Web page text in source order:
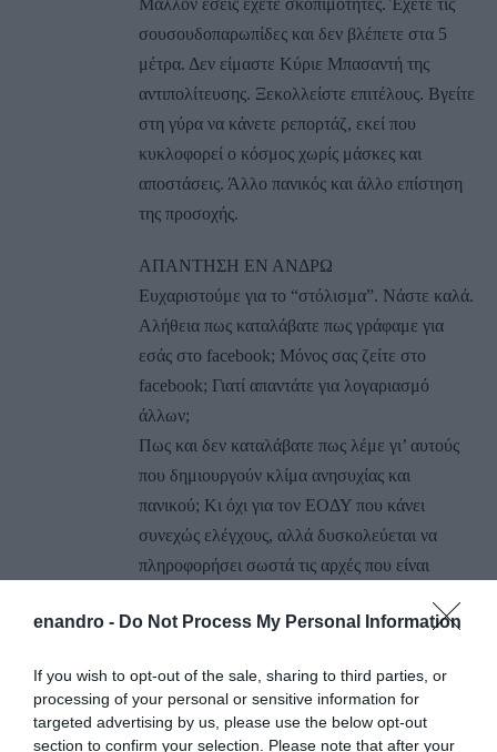
enandro - Do Not Process My Personal Information
If you wish to opt-out of the sale, sharing to third parties, or
processing of your personal or sensitive information for
targeted advertising by us, please use the below opt-out
section to confirm your selection. Please note that after your
σουσουδοπαρωπίδες και δεν βλέπετε στα 5
μέτρα. Δεν είμαστε Κύριε Μπασαντή της
αντιπολίτευσης. Ξεκολλείστε επιτέλους. Βγείτε
στη γύρα να κάνετε ρεπορτάζ, εκεί που
κυκλοφορεί ο κόσμος χωρίς μάσκες και
αποστάσεις. Άλλο πανικός και άλλο επίστηση
της προσοχής.
ΑΠΑΝΤΗΣΗ ΕΝ ΑΝΔΡΩ
Ευχαριστούμε για το “στόλισμα”. Νάστε καλά.
Αλήθεια πως καταλάβατε πως γράφαμε για
εσάς στο facebook; Μόνος σας ζείτε στο
facebook; Γιατί απαντάτε για λογαριασμό
άλλων;
Πως και δεν καταλάβατε πως λέμε γι’ αυτούς
που δημιουργούν κλίμα ανησυχίας και
πανικού; Κι όχι για τον ΕΟΔΥ που κάνει
συνεχώς ελέγχους, αλλά δυσκολεύεται να
πληροφορήσει σωστά τις αρχές που είναι
Απλά πράγματα, αλλά εσάς σας φταίμε εμείς
“Σουσουδοπαρωπίδες”!!! Πρωτότυπη
έκφραση. Νάστε καλά μας κάνατε και
γελάσαμε…